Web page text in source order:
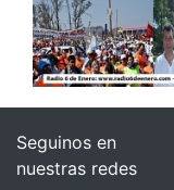
Seguinos en
nuestras redes